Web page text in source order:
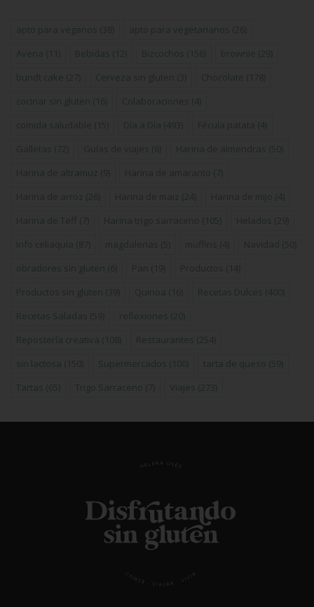
apto para veganos (38) apto para vegetarianos (26)
Avena (11) Bebidas (12) Bizcochos (156) brownie (29)
bundt cake (27) Cerveza sin gluten (3) Chocolate (178)
cocinar sin gluten (16) Colaboraciones (4)
comida saludable (15) Día a Día (493) Fécula patata (4)
Galletas (72) Guías de viajes (6) Harina de almendras (50)
Harina de altramuz (9) Harina de amaranto (7)
Harina de arroz (26) Harina de maiz (24) Harina de mijo (4)
Harina de Teff (7) Harina trigo sarraceno (105) Helados (29)
Info celiaquía (87) magdalenas (5) muffins (4) Navidad (50)
obradores sin gluten (6) Pan (19) Productos (14)
Productos sin gluten (39) Quinoa (16) Recetas Dulces (400)
Recetas Saladas (59) reflexiones (20)
Repostería creativa (108) Restaurantes (254)
sin lactosa (150) Supermercados (100) tarta de queso (59)
Tartas (65) Trigo Sarraceno (7) Viajes (273)